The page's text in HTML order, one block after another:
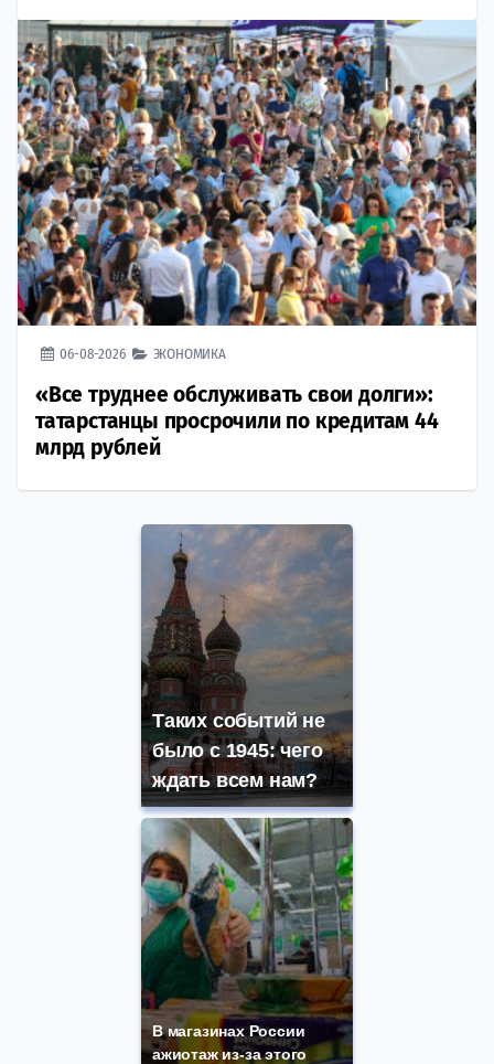
06-08-2026 ЭКОНОМИКА
«Все труднее обслуживать свои долги»:
татарстанцы просрочили по кредитам 44
млрд рублей
Таких событий не
было с 1945: чего
ждать всем нам?
В магазинах России
ажиотаж из-за этого